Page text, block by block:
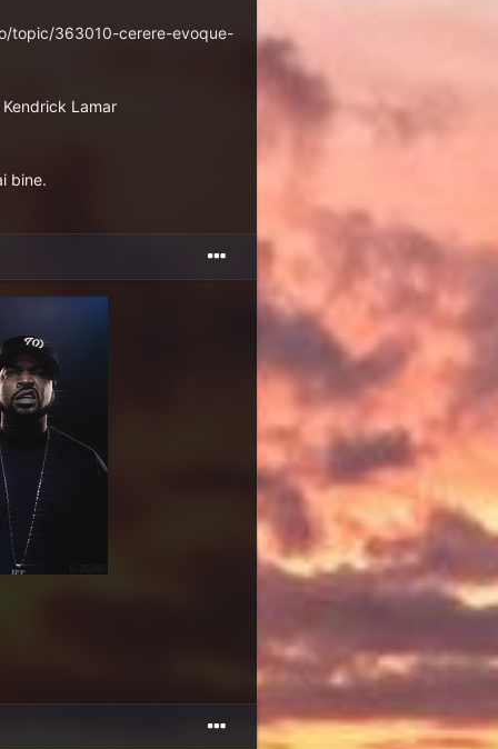
topic/363010-cerere-evoque-
Lamar
bine.